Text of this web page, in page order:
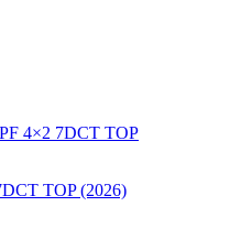
TOP (2026)